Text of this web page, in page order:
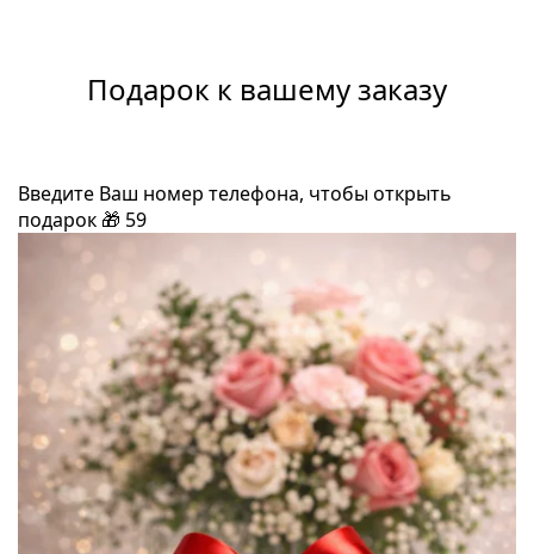
Подарок к вашему заказу
Введите Ваш номер телефона, чтобы открыть
подарок 🎁 59